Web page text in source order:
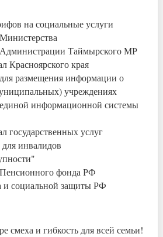
на социальные услуги
Таймырского МР
Красноярского края
размещения информации о
учреждениях
информационной системы
государственных услуг
инвалидов
фонда РФ
и социальной защиты РФ
смеха и гибкость для всей семьи!